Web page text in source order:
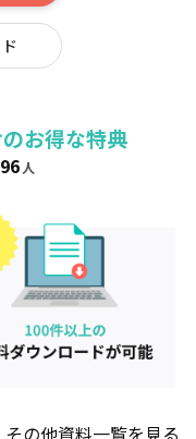
お得な特典
人
その他資料一覧を見る